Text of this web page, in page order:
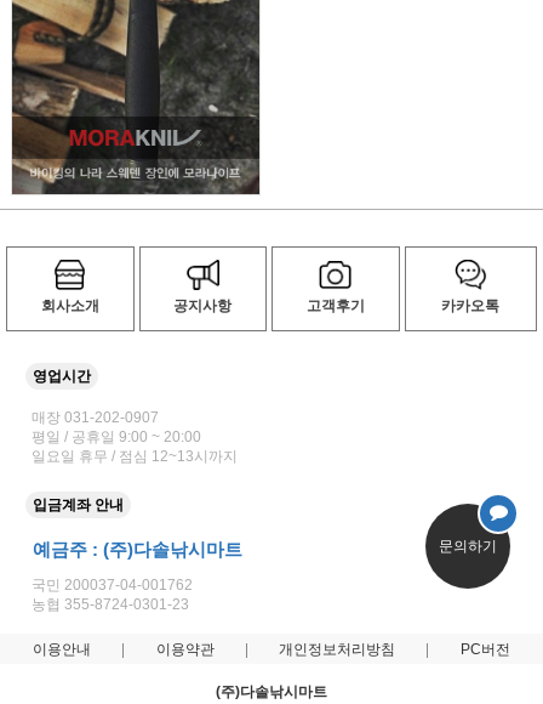
회사소개 공지사항 고객후기 카카오톡
영업시간
매장 031-202-0907
평일 / 공휴일 9:00 ~ 20:00
일요일 휴무 / 점심 12~13시까지
입금계좌 안내
예금주 : (주)다솔낚시마트
국민 200037-04-001762
농협 355-8724-0301-23
문의하기
이용안내 이용약관 개인정보처리방침 PC버전
(주)다솔낚시마트